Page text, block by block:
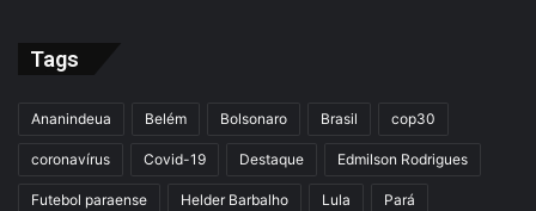
Tags
Ananindeua Belém Bolsonaro Brasil cop30
coronavírus Covid-19 Destaque Edmilson Rodrigues
Futebol paraense Helder Barbalho Lula Pará